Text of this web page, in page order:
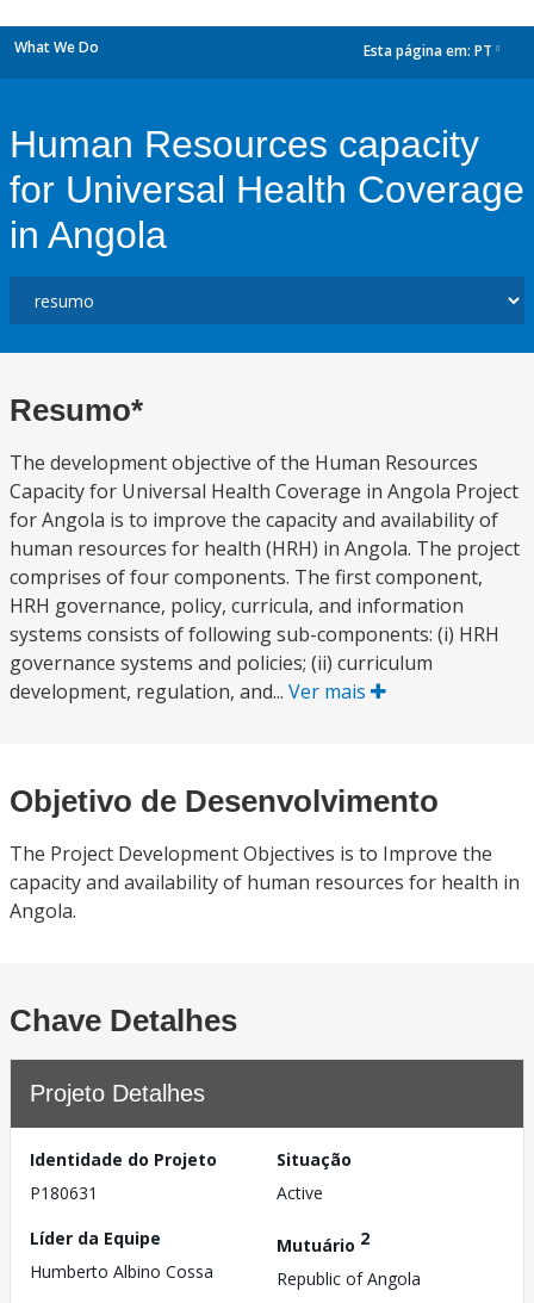
What We Do Esta página em: PT
Human Resources capacity
for Universal Health Coverage
in Angola
Resumo*
The development objective of the Human Resources
Capacity for Universal Health Coverage in Angola Project
for Angola is to improve the capacity and availability of
human resources for health (HRH) in Angola. The project
comprises of four components. The first component,
HRH governance, policy, curricula, and information
systems consists of following sub-components: (i) HRH
governance systems and policies; (ii) curriculum
development, regulation, and... Ver mais
Objetivo de Desenvolvimento
The Project Development Objectives is to Improve the
capacity and availability of human resources for health in
Angola.
Chave Detalhes
Projeto Detalhes
Identidade do Projeto
P180631
Situação
Active
Líder da Equipe
Humberto Albino Cossa
Mutuário 2
Republic of Angola